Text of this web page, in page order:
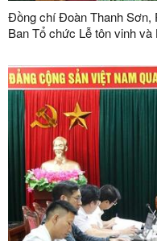
Đồng chí Đoàn Thanh Sơn,
Ban Tổ chức Lễ tôn vinh
năm 2026